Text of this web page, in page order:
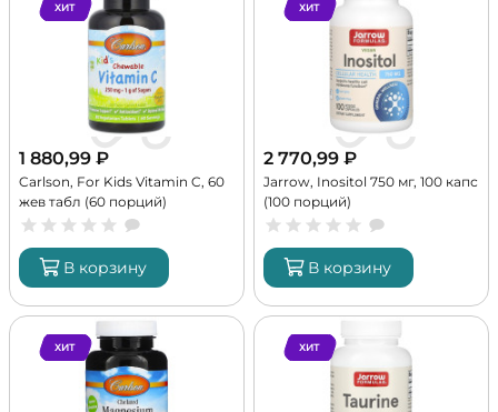
ХИТ
1 880,99 ₽
Carlson, For Kids Vitamin C, 60
жев табл (60 порций)
В корзину
ХИТ
2 770,99 ₽
Jarrow, Inositol 750 мг, 100 капс
(100 порций)
В корзину
ХИТ ХИТ